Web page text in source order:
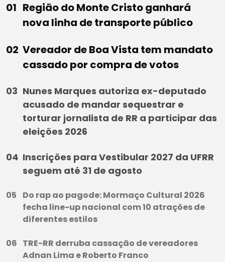
Região do Monte Cristo ganhará
nova linha de transporte público
Vereador de Boa Vista tem mandato
cassado por compra de votos
Nunes Marques autoriza ex-deputado
acusado de mandar sequestrar e
torturar jornalista de RR a participar das
eleições 2026
Inscrições para Vestibular 2027 da UFRR
seguem até 31 de agosto
Do rap ao pagode: Mormaço Cultural 2026
fecha line-up nacional com 10 atrações de
diferentes estilos
TRE-RR derruba cassação de vereadores
Adnan Lima e Roberto Franco